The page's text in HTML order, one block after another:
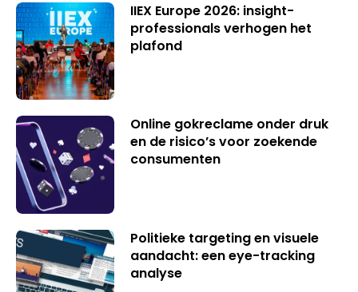
IIEX Europe 2026: insight-
professionals verhogen het
plafond
Online gokreclame onder druk
en de risico’s voor zoekende
consumenten
Politieke targeting en visuele
aandacht: een eye-tracking
analyse